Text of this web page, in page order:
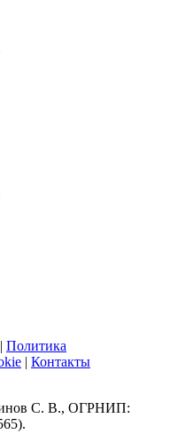
| Политика
| Контакты
С. В., ОГРНИП: